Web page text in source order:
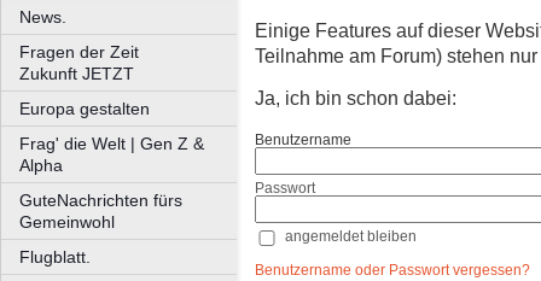
News.
Fragen der Zeit
Zukunft JETZT
Europa gestalten
Frag' die Welt | Gen Z &
Alpha
GuteNachrichten fürs
Gemeinwohl
Flugblatt.
Einige Features auf dieser
Teilnahme am Forum) stehen
Ja, ich bin schon dabei:
Benutzername
Passwort
angemeldet bleiben
Benutzername oder Passwort vergessen?